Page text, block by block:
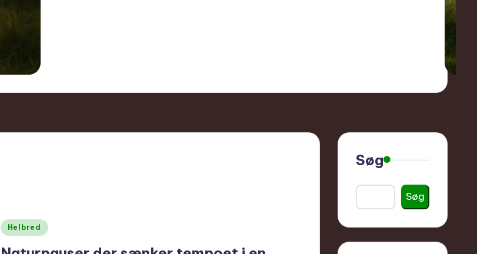
Posted
Helbred
Søg
Søg